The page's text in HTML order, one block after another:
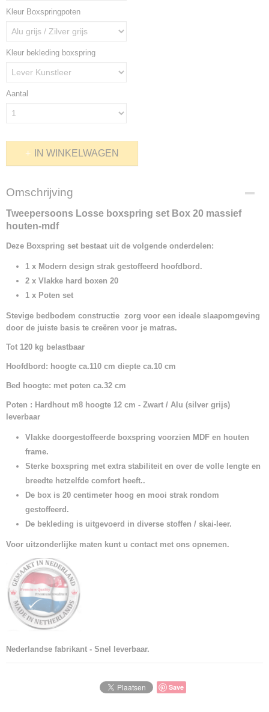
Kleur Boxspringpoten
Kleur bekleding boxspring
Aantal
IN WINKELWAGEN
Omschrijving
Tweepersoons Losse boxspring set Box 20 massief
houten-mdf
Deze Boxspring set bestaat uit de volgende onderdelen:
1 x Modern design strak gestoffeerd hoofdbord.
2 x Vlakke hard boxen 20
1 x Poten set
Stevige bedbodem constructie zorg voor een ideale slaapomgeving
door de juiste basis te creëren voor je matras.
Tot 120 kg belastbaar
Hoofdbord: hoogte ca.110 cm diepte ca.10 cm
Bed hoogte: met poten ca.32 cm
Poten : Hardhout m8 hoogte 12 cm - Zwart / Alu (silver grijs)
leverbaar
Vlakke doorgestoffeerde boxspring voorzien MDF en houten
frame.
Sterke boxspring met extra stabiliteit en over de volle lengte en
breedte hetzelfde comfort heeft..
De box is 20 centimeter hoog en mooi strak rondom
gestoffeerd.
De bekleding is uitgevoerd in diverse stoffen / skai-leer.
Voor uitzonderlijke maten kunt u contact met ons opnemen.
Nederlandse fabrikant - Snel leverbaar.
Save